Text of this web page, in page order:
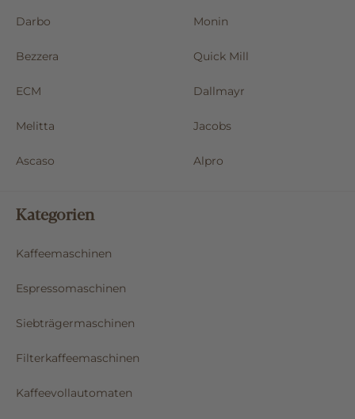
Darbo Monin
Bezzera Quick Mill
ECM Dallmayr
Melitta Jacobs
Ascaso Alpro
Kategorien
Kaffeemaschinen
Espressomaschinen
Siebträgermaschinen
Filterkaffeemaschinen
Kaffeevollautomaten